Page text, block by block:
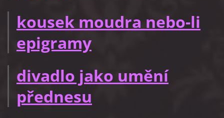
kousek moudra nebo-li
epigramy
divadlo jako umění
přednesu